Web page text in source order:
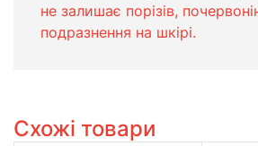
не залишає порізів,
подразнення на шкірі.
Схожі товари